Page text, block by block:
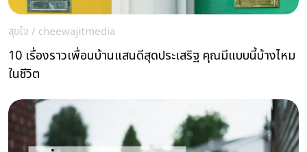
สุขใจ / cheewajitmedia
10 เรื่องราวเพื่อนบ้านแสนดีสุดประเสริฐ คุณมีแบบนี้บ้างไหม
ในชีวิต